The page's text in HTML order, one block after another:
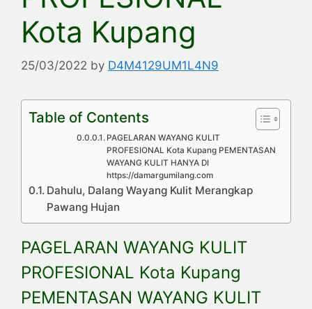
Kota Kupang
25/03/2022 by D4M4129UM1L4N9
Table of Contents
PAGELARAN WAYANG KULIT
PROFESIONAL Kota Kupang PEMENTASAN
WAYANG KULIT HANYA DI
https://damargumilang.com
Dahulu, Dalang Wayang Kulit Merangkap
Pawang Hujan
PAGELARAN WAYANG KULIT
PROFESIONAL Kota Kupang
PEMENTASAN WAYANG KULIT